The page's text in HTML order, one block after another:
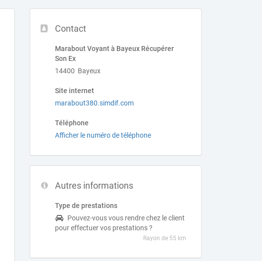
Contact
Marabout Voyant à Bayeux Récupérer
Son Ex
14400 Bayeux
Site internet
marabout380.simdif.com
Téléphone
Afficher le numéro de téléphone
Autres informations
Type de prestations
Pouvez-vous vous rendre chez le client
pour effectuer vos prestations ?
Rayon de 55 km